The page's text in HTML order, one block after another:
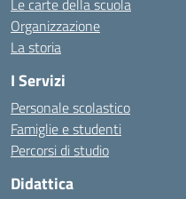
Le carte della scuola
Organizzazione
La storia
I Servizi
Personale scolastico
Famiglie e studenti
Percorsi di studio
Didattica